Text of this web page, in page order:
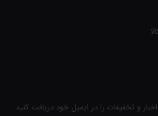
و تخفیفات را در ایمیل خود دریافت کنید